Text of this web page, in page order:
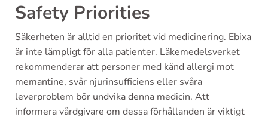
Safety Priorities
Säkerheten är alltid en prioritet vid medicinering. Ebixa
är inte lämpligt för alla patienter. Läkemedelsverket
rekommenderar att personer med känd allergi mot
memantine, svår njurinsufficiens eller svåra
leverproblem bör undvika denna medicin. Att
informera vårdgivare om dessa förhållanden är viktigt